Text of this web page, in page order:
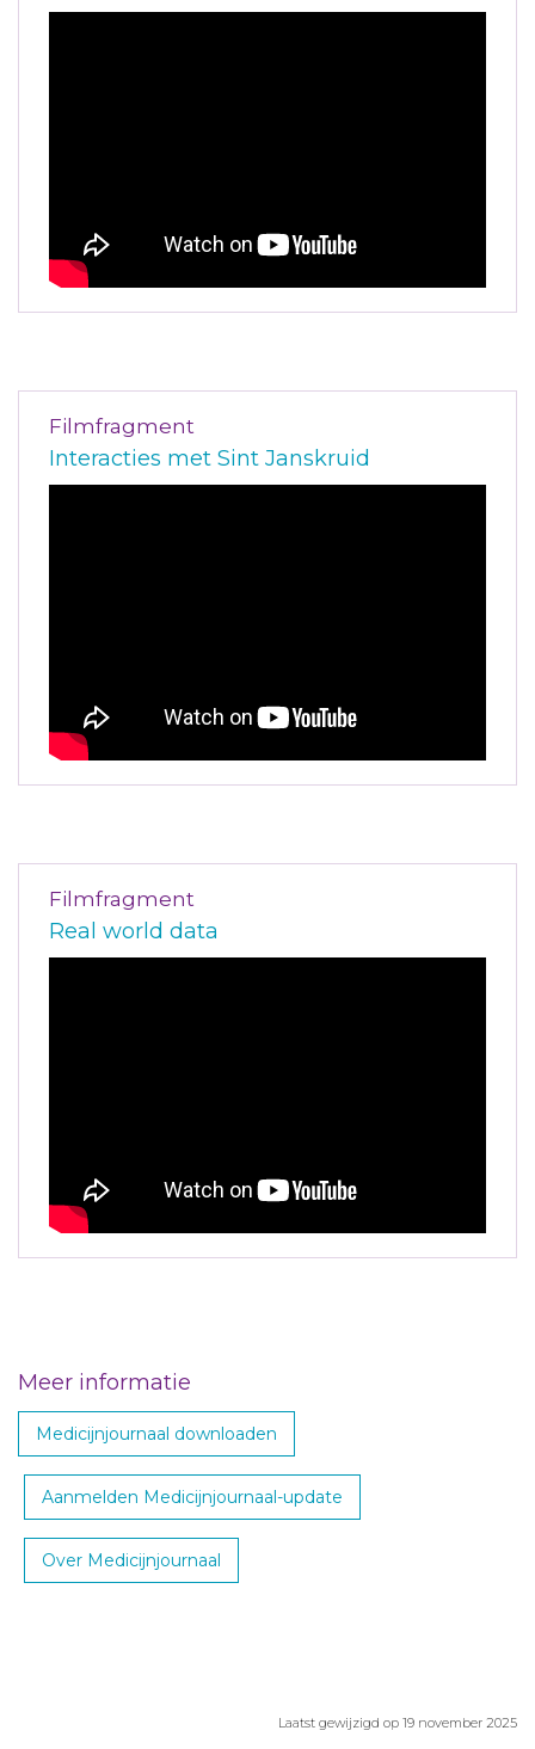
Filmfragment
Interacties met Sint Janskruid
Filmfragment
Real world data
Meer informatie
Medicijnjournaal downloaden
Aanmelden Medicijnjournaal-update
Over Medicijnjournaal
Laatst gewijzigd op 19 november 2025